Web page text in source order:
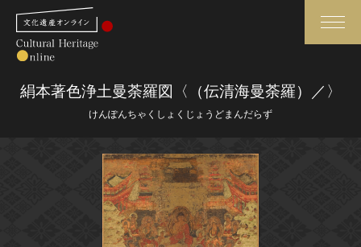
さらに詳細検索
媒体資料・関連記事等
絹本著色浄土曼荼羅図〈（伝清海曼荼羅）／〉
けんぽんちゃくしょくじょうどまんだらず